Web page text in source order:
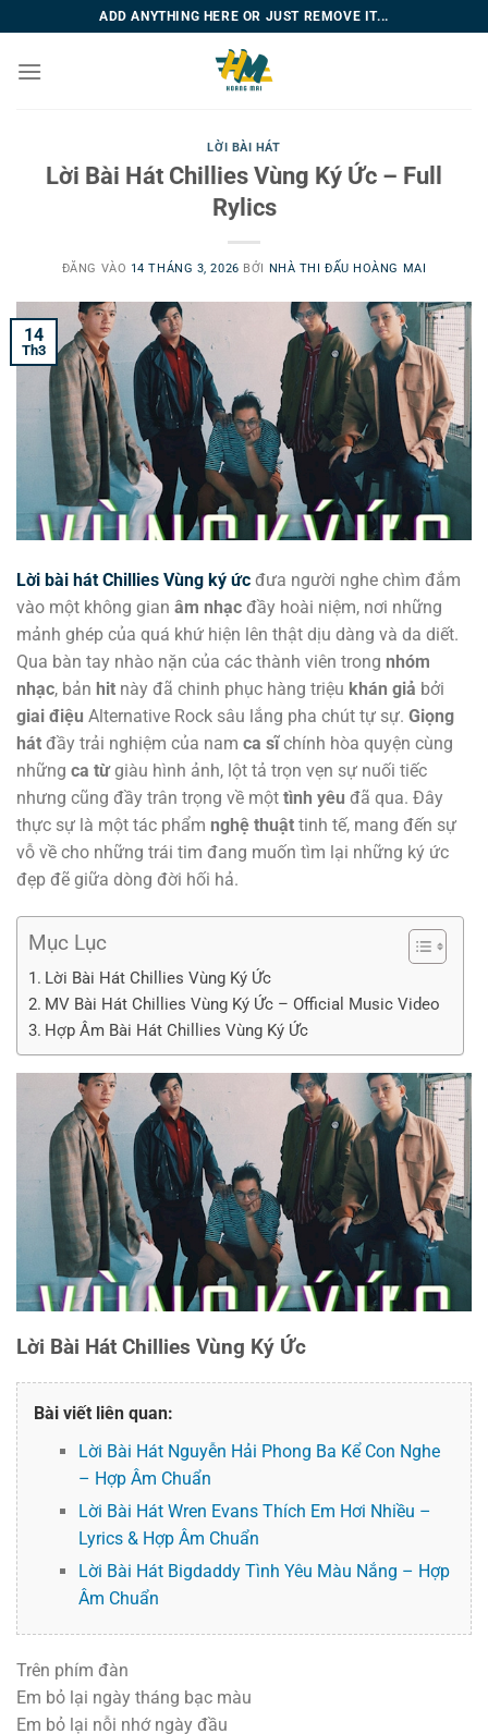
qua
nội
ADD ANYTHING HERE OR JUST REMOVE IT...
LỜI BÀI HÁT
Lời Bài Hát Chillies Vùng Ký Ức – Full
Rylics
ĐĂNG VÀO 14 THÁNG 3, 2026 BỞI NHÀ THI ĐẤU HOÀNG MAI
14
Th3
Lời bài hát Chillies Vùng ký ức đưa người nghe chìm đắm
vào một không gian âm nhạc đầy hoài niệm, nơi những
mảnh ghép của quá khứ hiện lên thật dịu dàng và da diết.
Qua bàn tay nhào nặn của các thành viên trong nhóm
nhạc, bản hit này đã chinh phục hàng triệu khán giả bởi
giai điệu Alternative Rock sâu lắng pha chút tự sự. Giọng
hát đầy trải nghiệm của nam ca sĩchính hòa quyện cùng
những ca từgiàu hình ảnh, lột tả trọn vẹn sự nuối tiếc
nhưng cũng đầy trân trọng về một tình yêu đã qua. Đây
thực sự là một tác phẩm nghệ thuật tinh tế, mang đến sự
vỗ về cho những trái tim đang muốn tìm lại những ký ức
đẹp đẽ giữa dòng đời hối hả.
Mục Lục
Lời Bài Hát Chillies Vùng Ký Ức
MV Bài Hát Chillies Vùng Ký Ức – Official Music Video
Hợp Âm Bài Hát Chillies Vùng Ký Ức
Lời Bài Hát Chillies Vùng Ký Ức
Bài viết liên quan:
Lời Bài Hát Nguyễn Hải Phong Ba Kể Con Nghe
– Hợp Âm Chuẩn
Lời Bài Hát Wren Evans Thích Em Hơi Nhiều –
Lyrics & Hợp Âm Chuẩn
Lời Bài Hát Bigdaddy Tình Yêu Màu Nắng – Hợp
Âm Chuẩn
Trên phím đàn
Em bỏ lại ngày tháng bạc màu
Em bỏ lại nỗi nhớ ngày đầu